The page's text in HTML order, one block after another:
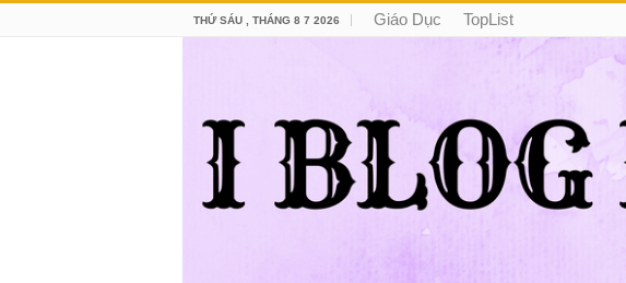
THỨ SÁU , THÁNG 8 7 2026 Giáo Dục TopList